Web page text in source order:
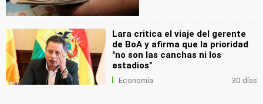
Lara critica el viaje del gerente
de BoA y afirma que la prioridad
"no son las canchas ni los
estadios"
Economía 30 días